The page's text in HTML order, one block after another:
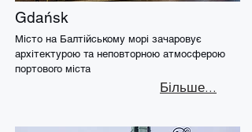
Gdańsk
Місто на Балтійському морі зачаровує
архітектурою та неповторною атмосферою
портового міста
Більше...